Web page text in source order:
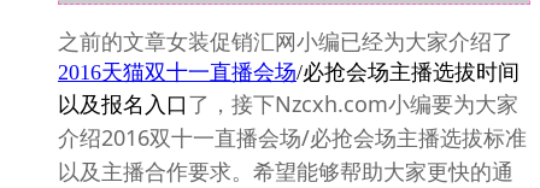
之前的文章女装促销汇网小编已经为大家介绍了
2016天猫双十一直播会场/必抢会场主播选拔时间
以及报名入口 了，接下Nzcxh.com小编要为大家
介绍2016双十一直播会场/必抢会场主播选拔标准
以及主播合作要求。希望能够帮助大家更快的通